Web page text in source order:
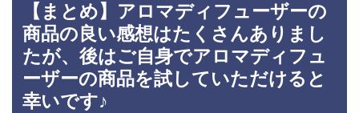
【まとめ】アロマディフューザーの
商品の良い感想はたくさんありまし
たが、後はご自身でアロマディフュ
ーザーの商品を試していただけると
幸いです♪